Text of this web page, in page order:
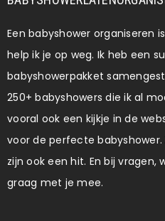
Een babyshower organiseren
help ik je op weg. Ik heb een
babyshowerpakket
250+ babyshowers die ik al
vooral ook een kijkje in de
voor de perfecte babyshower.
zijn ook een hit. En bij
graag met je mee.